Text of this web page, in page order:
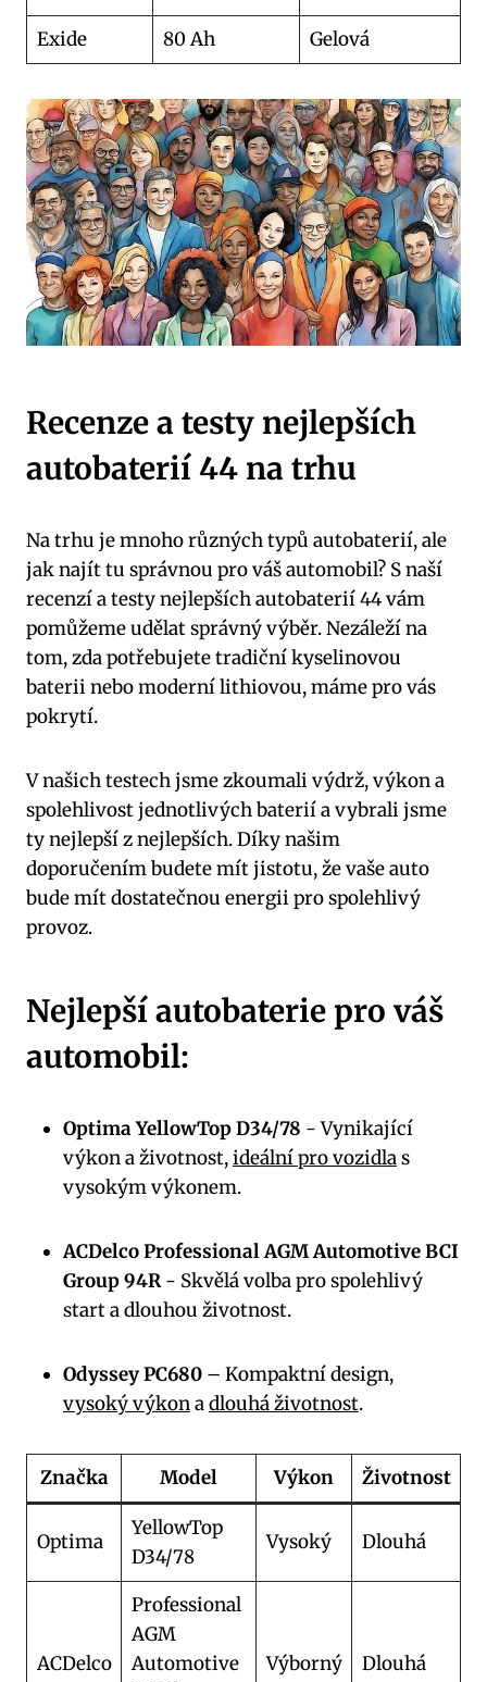
Exide
80 Ah Gelová
Recenze a testy​ nejlepších
autobaterií 44 na trhu
Na trhu je mnoho různých typů autobaterií, ⁤ale
⁢jak najít‌ tu správnou pro ⁤váš automobil? S naší
‌recenzí a testy nejlepších autobaterií 44 vám
pomůžeme udělat správný výběr. Nezáleží⁤ na​
tom, zda potřebujete⁣ tradiční kyselinovou
baterii nebo moderní lithiovou, máme pro vás
pokrytí.
V našich testech jsme ⁣zkoumali výdrž, výkon ⁤a
spolehlivost jednotlivých​ baterií a​ vybrali jsme
ty nejlepší z nejlepších. Díky ‍našim⁢
doporučením budete mít jistotu, že vaše auto
bude mít‍ dostatečnou energii pro spolehlivý
provoz.
Nejlepší⁢ autobaterie pro váš
automobil:
Optima YellowTop D34/78 -​ Vynikající
výkon a‍ životnost,ideální pro vozidlas
vysokým výkonem.
ACDelco Professional ⁢AGM Automotive BCI
Group 94R-​ Skvělá volba pro spolehlivý
start ⁢a‍ dlouhou životnost.
Odyssey PC680 – Kompaktní design,
vysoký výkona ⁢dlouhá životnost.
Značka Model Výkon Životnost
Optima
YellowTop
D34/78
Vysoký Dlouhá
ACDelco
Professional
AGM
Automotive
Výborný Dlouhá